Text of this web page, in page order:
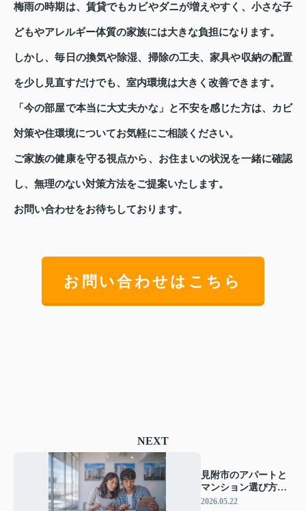
梅雨の時期は、賃貸でもカビやダニが増えやすく、小さな子
どもやアレルギー体質の家族には大きな負担になります。
しかし、毎日の換気や除湿、掃除の工夫、家具や収納の配置
を少し見直すだけでも、室内環境は大きく改善できます。
「今の部屋で本当に大丈夫かな」と不安を感じた方は、カビ
対策や住環境についてお気軽にご相談ください。
ご家族の健康を守る視点から、お住まいの状況を一緒に確認
し、無理のない対策方法をご提案いたします。
お問い合わせをお待ちしております。
お問い合わせはこちら
NEXT
見附市のアパートと
マンション選び方！
自分に合う不動産会
2026.05.22